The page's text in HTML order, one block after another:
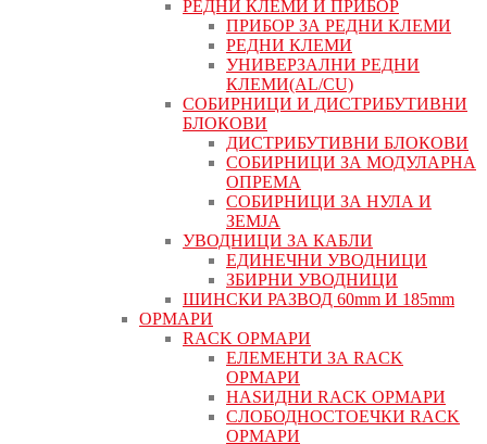
РЕДНИ КЛЕМИ И ПРИБОР
ПРИБОР ЗА РЕДНИ КЛЕМИ
РЕДНИ КЛЕМИ
УНИВЕРЗАЛНИ РЕДНИ
КЛЕМИ(AL/CU)
СОБИРНИЦИ И ДИСТРИБУТИВНИ
БЛОКОВИ
ДИСТРИБУТИВНИ БЛОКОВИ
СОБИРНИЦИ ЗА МОДУЛАРНА
ОПРЕМА
СОБИРНИЦИ ЗА НУЛА И
ЗЕМЈА
УВОДНИЦИ ЗА КАБЛИ
ЕДИНЕЧНИ УВОДНИЦИ
ЗБИРНИ УВОДНИЦИ
ШИНСКИ РАЗВОД 60mm И 185mm
ОРМАРИ
RACK ОРМАРИ
ЕЛЕМЕНТИ ЗА RACK
ОРМАРИ
НАЅИДНИ RACK ОРМАРИ
СЛОБОДНОСТОЕЧКИ RACK
ОРМАРИ